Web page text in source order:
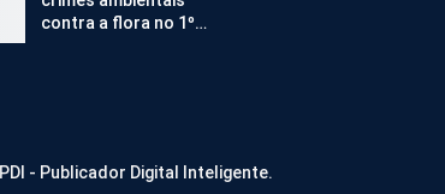
contra a flora no 1º…
PDI - Publicador Digital Inteligente.